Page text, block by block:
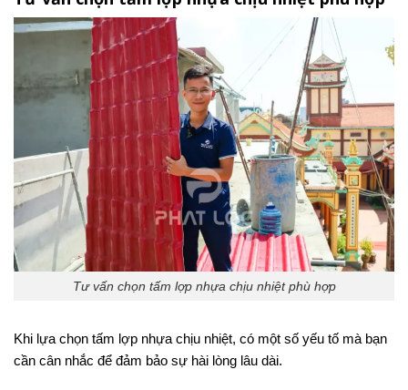
Tư vấn chọn tấm lợp nhựa chịu nhiệt phù hợp
Khi lựa chọn tấm lợp nhựa chịu nhiệt, có một số yếu tố mà bạn
cần cân nhắc để đảm bảo sự hài lòng lâu dài.